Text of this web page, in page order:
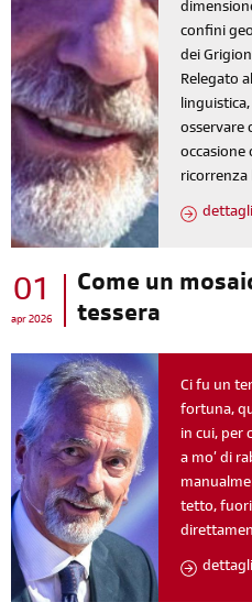
confini
dei
Relegato
osservare
occasione
ricorrenza
01
apr 2026
Come un
tessera
Ci fu un
fortuna,
in cui, per
a mo’ di
tetto, fuori